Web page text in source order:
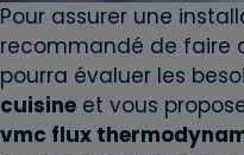
Pour assurer une
recommandé de faire
pourra évaluer les
cuisine et vous
vmc flux